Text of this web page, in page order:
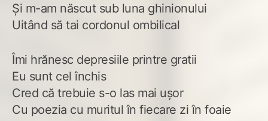
Și m-am născut sub luna ghinionului
Uitând să tai cordonul ombilical
Îmi hrănesc depresiile printre gratii
Eu sunt cel închis
Cred că trebuie s-o las mai ușor
Cu poezia cu muritul în fiecare zi în foaie